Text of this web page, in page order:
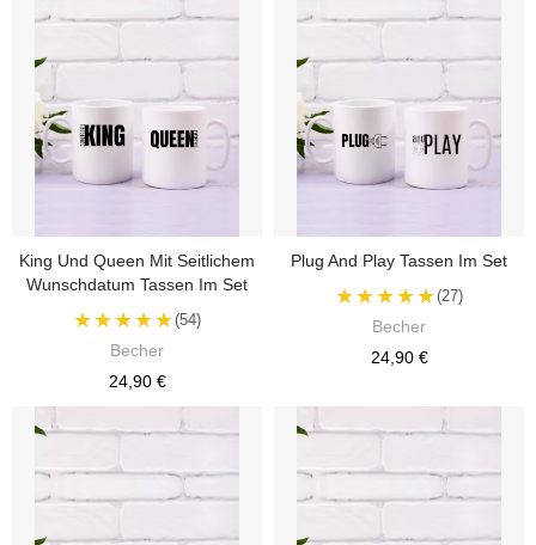
King Und Queen Mit Seitlichem
Wunschdatum Tassen Im Set
★★★★★(54)
Becher
24,90 €
Plug And Play Tassen Im Set
★★★★★(27)
Becher
24,90 €